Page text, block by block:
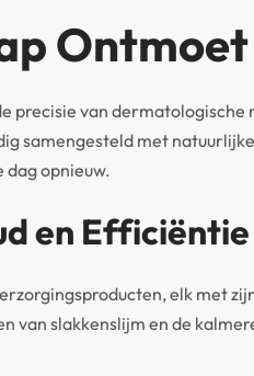
precisie van
samengesteld met
dag opnieuw.
en Efficiëntie
elk met
van slakkenslijm en de